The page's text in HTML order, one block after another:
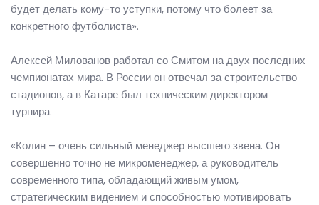
будет делать кому-то уступки, потому что болеет за
конкретного футболиста».
Алексей Милованов работал со Смитом на двух последних
чемпионатах мира. В России он отвечал за строительство
стадионов, а в Катаре был техническим директором
турнира.
«Колин – очень сильный менеджер высшего звена. Он
совершенно точно не микроменеджер, а руководитель
современного типа, обладающий живым умом,
стратегическим видением и способностью мотивировать